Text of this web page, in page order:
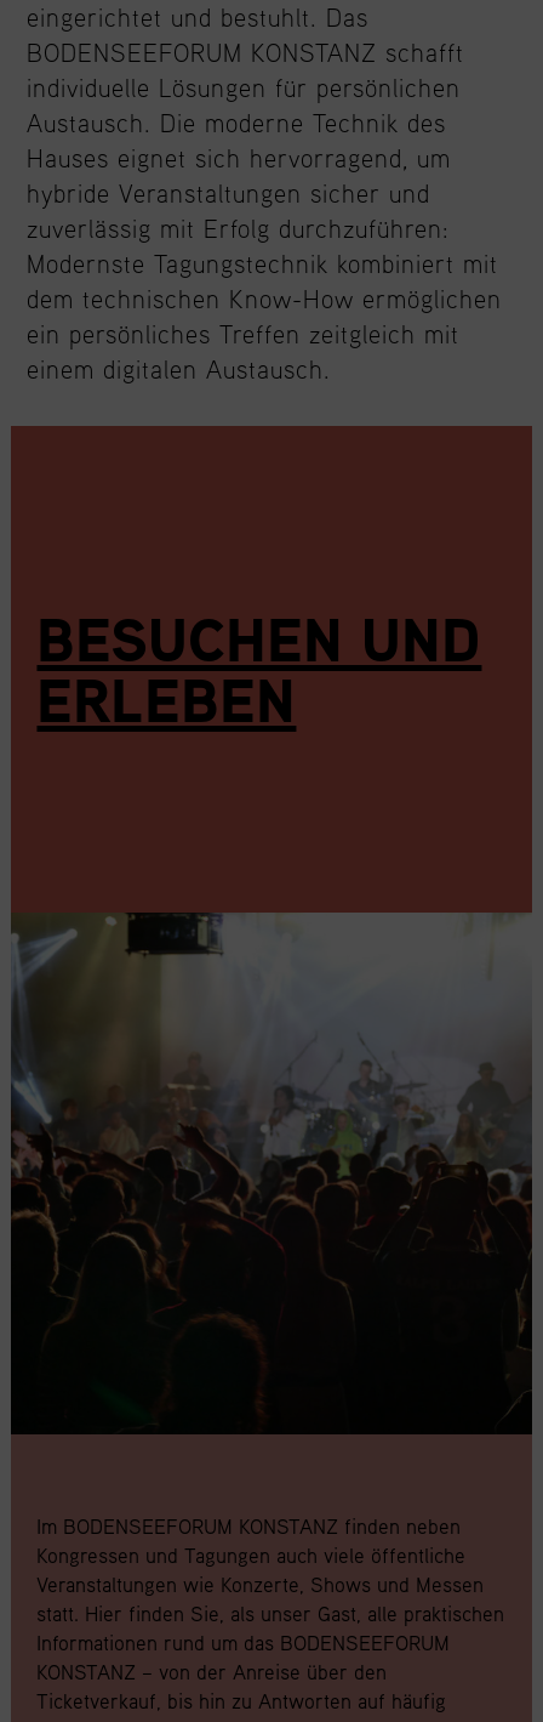
eingerichtet und bestuhlt. Das
BODENSEEFORUM KONSTANZ schafft
individuelle Lösungen für persönlichen
Austausch. Die moderne Technik des
Hauses eignet sich hervorragend, um
hybride Veranstaltungen sicher und
zuverlässig mit Erfolg durchzuführen:
Modernste Tagungstechnik kombiniert mit
dem technischen Know-How ermöglichen
ein persönliches Treffen zeitgleich mit
einem digitalen Austausch.
BESUCHEN UND
ERLEBEN
Im BODENSEEFORUM KONSTANZ finden neben
Kongressen und Tagungen auch viele öffentliche
Veranstaltungen wie Konzerte, Shows und Messen
statt. Hier finden Sie, als unser Gast, alle praktischen
Informationen rund um das BODENSEEFORUM
KONSTANZ – von der Anreise über den
Ticketverkauf, bis hin zu Antworten auf häufig